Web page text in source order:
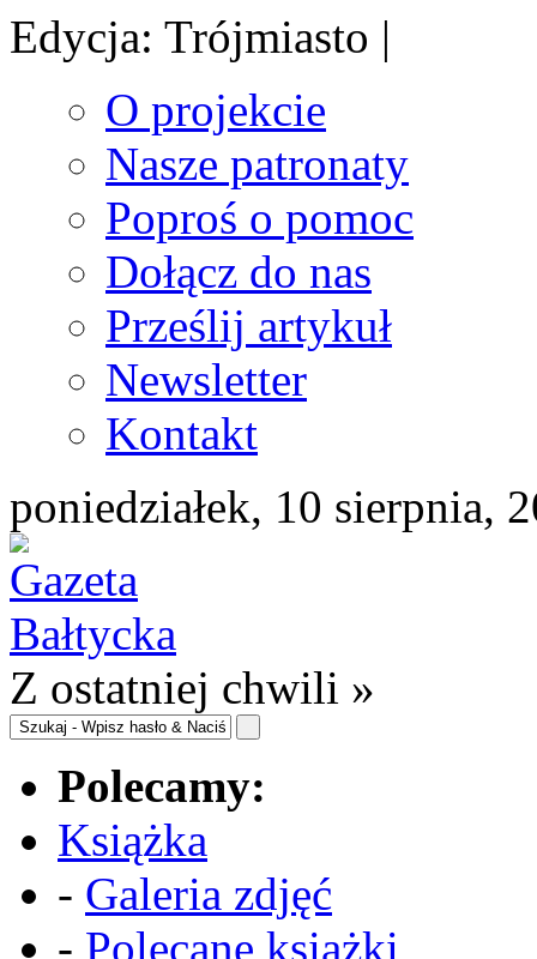
Edycja: Trójmiasto |
O projekcie
Nasze patronaty
Poproś o pomoc
Dołącz do nas
Prześlij artykuł
Newsletter
Kontakt
poniedziałek, 10 sierpnia,
Z ostatniej chwili »
Polecamy:
Książka
- Galeria zdjęć
- Polecane książki